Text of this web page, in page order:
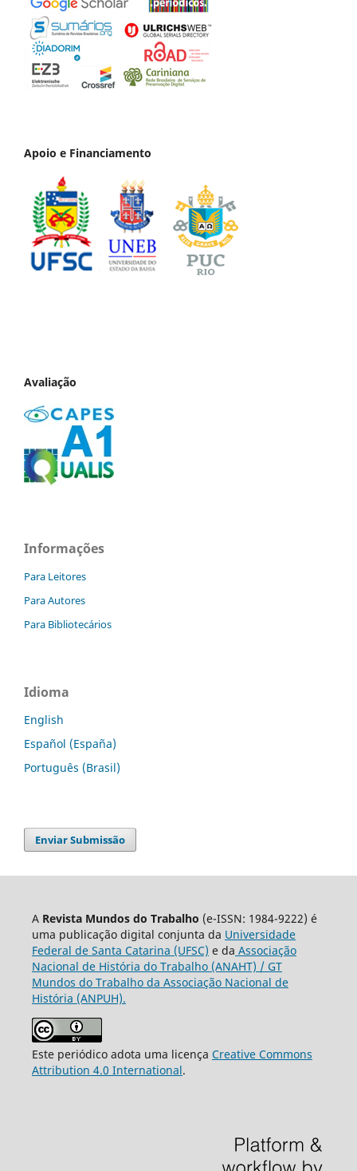
Apoio e Financiamento
Avaliação
Informações
Para Leitores
Para Autores
Para Bibliotecários
Idioma
English
Español (España)
Português (Brasil)
Enviar Submissão
A Revista Mundos do Trabalho (e-ISSN: 1984-9222) é
uma publicação digital conjunta da Universidade
Federal de Santa Catarina (UFSC) e da Associação
Nacional de História do Trabalho (ANAHT) / GT
Mundos do Trabalho da Associação Nacional de
História (ANPUH).
Este periódico adota uma licença Creative Commons
Attribution 4.0 International.